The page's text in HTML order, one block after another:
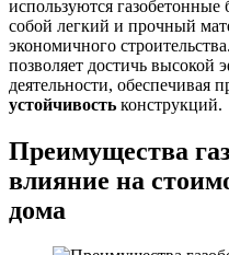
используются
собой легкий и прочный
экономичного
позволяет достичь высокой
деятельности, обеспечивая
устойчивость конструкций.
Преимущества
влияние на
дома